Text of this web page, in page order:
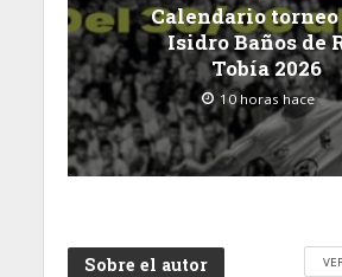
Calendario torneo
Isidro Baños de
Tobía 2026
10 horas hace
Sobre el autor